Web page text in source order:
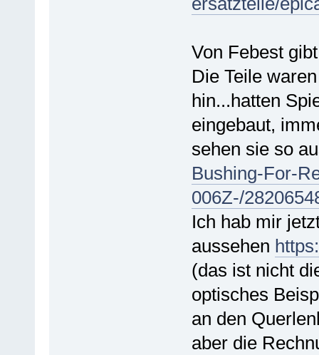
Von Febest
Die Teile
hin...hatten
eingebaut,
sehen sie so
Bushing-For-
006Z-/
Ich hab mir
aussehen
(das ist nicht
optisches
an den
aber die